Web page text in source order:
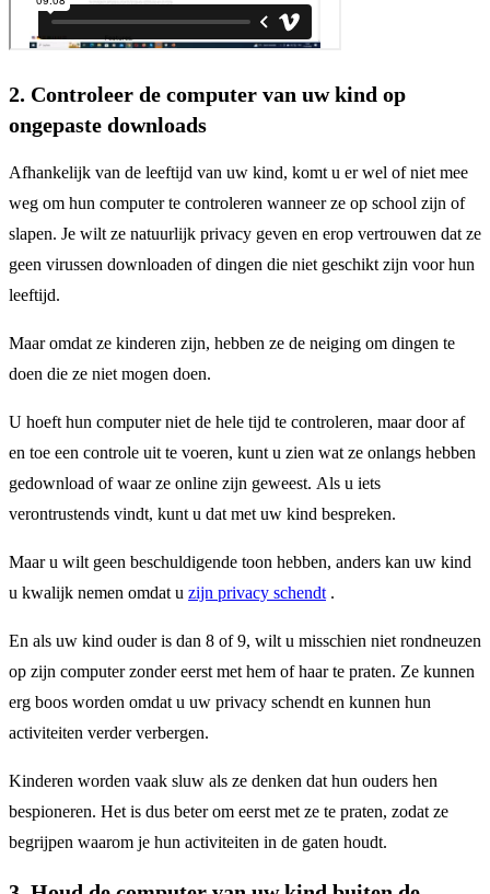
2. Controleer de computer van uw kind op
ongepaste downloads
Afhankelijk van de leeftijd van uw kind, komt u er wel of niet mee
weg om hun computer te controleren wanneer ze op school zijn of
slapen. Je wilt ze natuurlijk privacy geven en erop vertrouwen dat ze
geen virussen downloaden of dingen die niet geschikt zijn voor hun
leeftijd.
Maar omdat ze kinderen zijn, hebben ze de neiging om dingen te
doen die ze niet mogen doen.
U hoeft hun computer niet de hele tijd te controleren, maar door af
en toe een controle uit te voeren, kunt u zien wat ze onlangs hebben
gedownload of waar ze online zijn geweest. Als u iets
verontrustends vindt, kunt u dat met uw kind bespreken.
Maar u wilt geen beschuldigende toon hebben, anders kan uw kind
u kwalijk nemen omdat u zijn privacy schendt .
En als uw kind ouder is dan 8 of 9, wilt u misschien niet rondneuzen
op zijn computer zonder eerst met hem of haar te praten. Ze kunnen
erg boos worden omdat u uw privacy schendt en kunnen hun
activiteiten verder verbergen.
Kinderen worden vaak sluw als ze denken dat hun ouders hen
bespioneren. Het is dus beter om eerst met ze te praten, zodat ze
begrijpen waarom je hun activiteiten in de gaten houdt.